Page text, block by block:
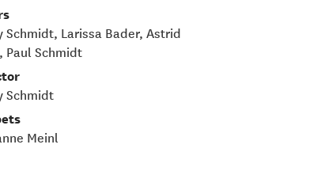
Schmidt, Larissa Bader, Astrid
Paul Schmidt
Schmidt
Meinl